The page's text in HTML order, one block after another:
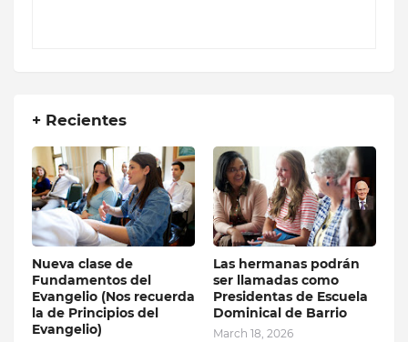
+ Recientes
Nueva clase de
Fundamentos del
Evangelio (Nos recuerda
la de Principios del
Evangelio)
Las hermanas podrán
ser llamadas como
Presidentas de Escuela
Dominical de Barrio
March 18, 2026